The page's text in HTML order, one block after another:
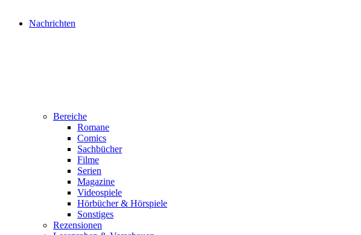
Nachrichten
Bereiche
Romane
Comics
Sachbücher
Filme
Serien
Magazine
Videospiele
Hörbücher & Hörspiele
Sonstiges
Rezensionen